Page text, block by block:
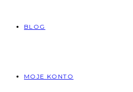
BLOG
MOJE KONTO